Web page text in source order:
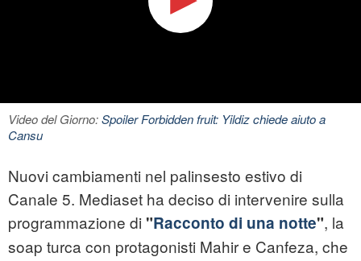
Video del Giorno:Spoiler Forbidden fruit: Yildiz chiede aiuto a
Cansu
Nuovi cambiamenti nel palinsesto estivo di
Canale 5. Mediaset ha deciso di intervenire sulla
programmazione di "Racconto di una notte", la
soap turca con protagonisti Mahir e Canfeza, che